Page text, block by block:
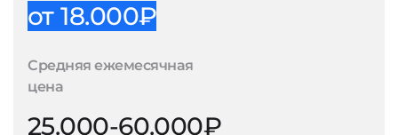
от 18.000₽
Средняя ежемесячная
цена
25.000-60.000₽